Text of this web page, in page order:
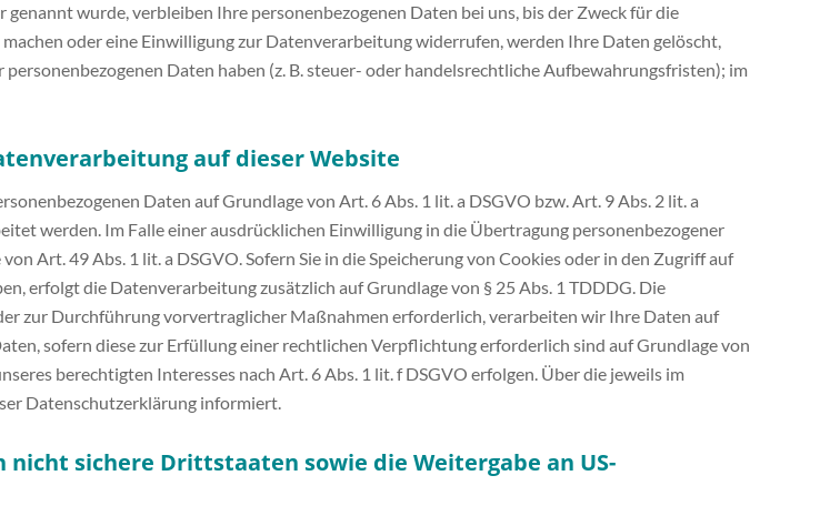
wurde, verbleiben Ihre personenbezogenen Daten bei uns, bis der Zweck für die
oder eine Einwilligung zur Datenverarbeitung widerrufen, werden Ihre Daten gelöscht,
Daten haben (z. B. steuer- oder handelsrechtliche Aufbewahrungsfristen); im
auf dieser Website
Daten auf Grundlage von Art. 6 Abs. 1 lit. a DSGVO bzw. Art. 9 Abs. 2 lit. a
werden. Im Falle einer ausdrücklichen Einwilligung in die Übertragung personenbezogener
Art. 49 Abs. 1 lit. a DSGVO. Sofern Sie in die Speicherung von Cookies oder in den Zugriff auf
erfolgt die Datenverarbeitung zusätzlich auf Grundlage von § 25 Abs. 1 TDDDG. Die
zur Durchführung vorvertraglicher Maßnahmen erforderlich, verarbeiten wir Ihre Daten auf
sofern diese zur Erfüllung einer rechtlichen Verpflichtung erforderlich sind auf Grundlage von
berechtigten Interesses nach Art. 6 Abs. 1 lit. f DSGVO erfolgen. Über die jeweils im
Datenschutzerklärung informiert.
sichere Drittstaaten sowie die Weitergabe an US-